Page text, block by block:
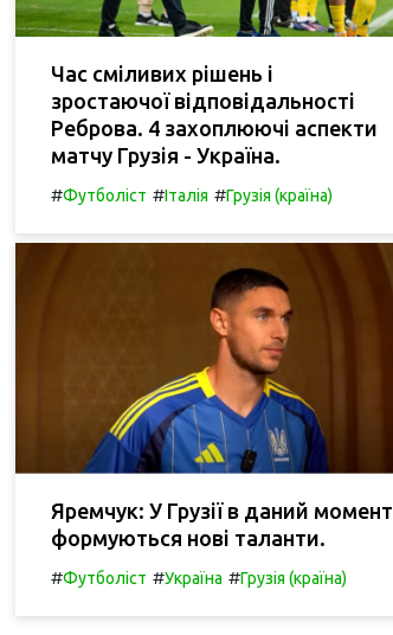
Час сміливих рішень і
зростаючої відповідальності
Реброва. 4 захоплюючі аспекти
матчу Грузія - Україна.
#Футболіст #Італія #Грузія (країна)
Яремчук: У Грузії в даний момент
формуються нові таланти.
#Футболіст #Україна #Грузія (країна)